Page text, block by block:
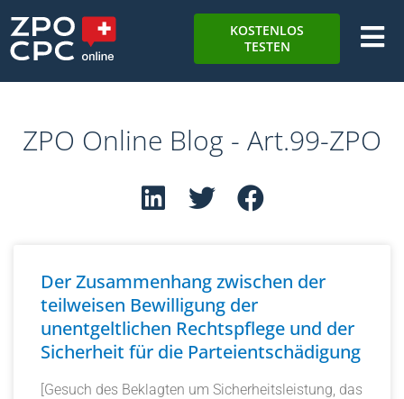
KOSTENLOS
TESTEN
ZPO Online Blog - Art.99-ZPO
Der Zusammenhang zwischen der
teilweisen Bewilligung der
unentgeltlichen Rechtspflege und der
Sicherheit für die Parteientschädigung
[Gesuch des Beklagten um Sicherheitsleistung, das